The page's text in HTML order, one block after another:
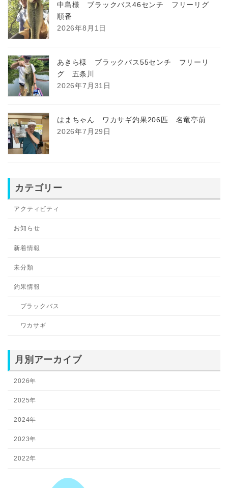
中島様 ブラックバス46センチ フリーリグ
順番
2026年8月1日
あきら様 ブラックバス55センチ フリーリ
グ 五条川
2026年7月31日
はまちゃん ワカサギ釣果206匹 名竜亭前
2026年7月29日
カテゴリー
アクティビティ
お知らせ
新着情報
未分類
釣果情報
ブラックバス
ワカサギ
月別アーカイブ
2026年
2025年
2024年
2023年
2022年